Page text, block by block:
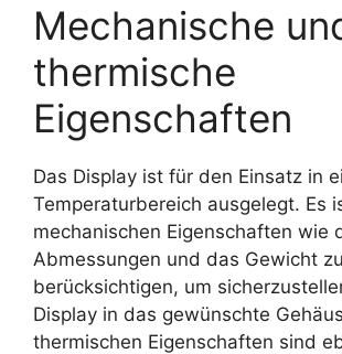
Mechanische
thermische
Eigenschaften
Das Display ist für den Einsatz in
Temperaturbereich ausgelegt. Es
mechanischen Eigenschaften wie
Abmessungen und das Gewicht zu
berücksichtigen, um
Display in das gewünschte
thermischen Eigenschaften sind